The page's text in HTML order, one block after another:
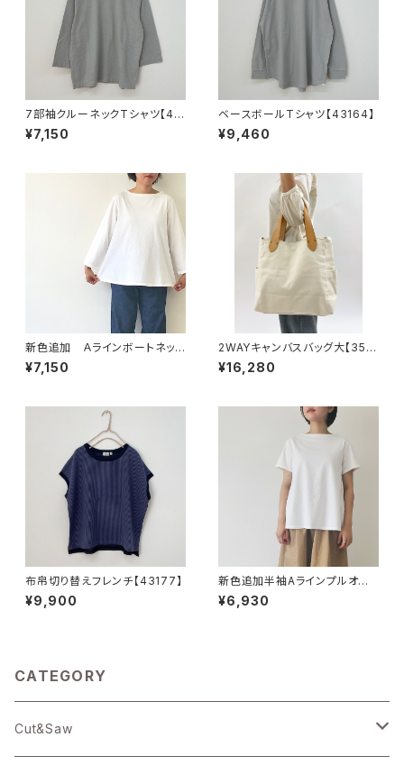
7部袖クルーネックTシャツ【43
156】
¥7,150
ベースボールTシャツ【43164】
¥9,460
新色追加 Ａラインボートネック
プルオーバー【43161】
¥7,150
2WAYキャンバスバッグ大【351
05】
¥16,280
布帛切り替えフレンチ【43177】
¥9,900
新色追加半袖Aラインプルオー
バー【43205】
¥6,930
CATEGORY
Cut&Saw